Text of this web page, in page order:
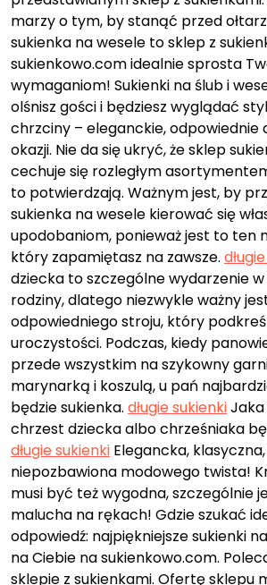
marzy o tym, by stanąć przed
sukienka na wesele to sklep z
sukienkowo.com idealnie sprosta
wymaganiom! Sukienki na ślub i
olśnisz gości i będziesz wyglądać
chrzciny – eleganckie, odpowiednie
okazji. Nie da się ukryć, że sklep
cechuje się rozległym
to potwierdzają. Ważnym jest, by
sukienka na wesele kierować się
upodobaniom, ponieważ jest to ten
który zapamiętasz na zawsze.
dziecka to szczególne wydarzenie w
rodziny, dlatego niezwykle ważny
odpowiedniego stroju, który
uroczystości. Podczas, kiedy
przede wszystkim na szykowny
marynarką i koszulą, u pań
będzie sukienka. długie sukienki
chrzest dziecka albo chrześniaka
długie sukienki Elegancka,
niepozbawiona modowego twista!
musi być też wygodna, szczególnie
malucha na rękach! Gdzie szukać
odpowiedź: najpiękniejsze sukienki
na Ciebie na sukienkowo.com.
sklepie z sukienkami. Ofertę sklepu